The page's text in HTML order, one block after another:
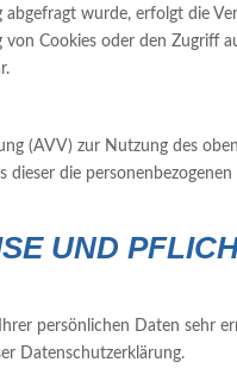
wurde, erfolgt die
von Cookies oder den
(AVV) zur Nutzung des
dieser die
UND
persönlichen Daten sehr
Datenschutzerklärung.